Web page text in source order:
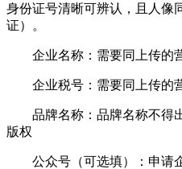
身份证号清晰可辨认，且人像
证）。
企业名称：需要同上传的
企业税号：需要同上传的
品牌名称：品牌名称不得
版权
公众号（可选填）：申请